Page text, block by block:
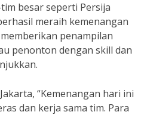
besar seperti Persija
meraih kemenangan
penampilan
penonton dengan skill dan
“Kemenangan hari ini
dan kerja sama tim. Para